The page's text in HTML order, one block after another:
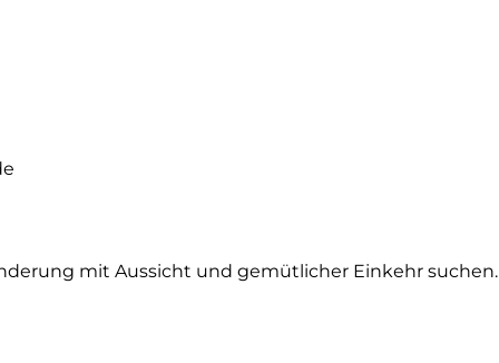
mit Aussicht und gemütlicher Einkehr suchen.